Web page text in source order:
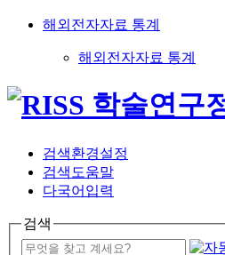
해외전자자료 통계
해외전자자료 통계
검색환경설정
검색도움말
다국어입력
검색